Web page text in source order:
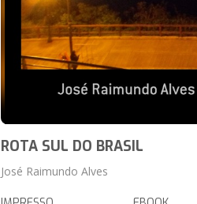
ROTA SUL DO BRASIL
José Raimundo Alves